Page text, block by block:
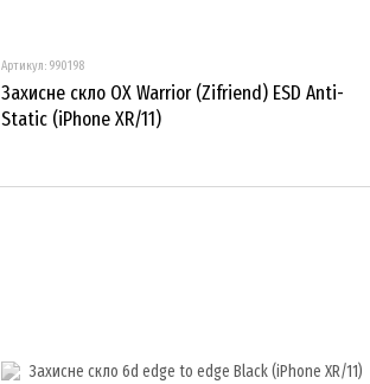
Артикул: 990198
Захисне скло OX Warrior (Zifriend) ESD Anti-
Static (iPhone XR/11)